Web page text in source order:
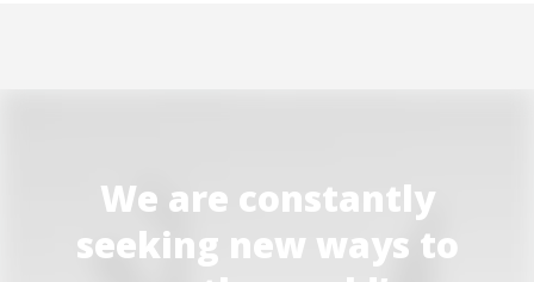
We are constantly
seeking new ways to